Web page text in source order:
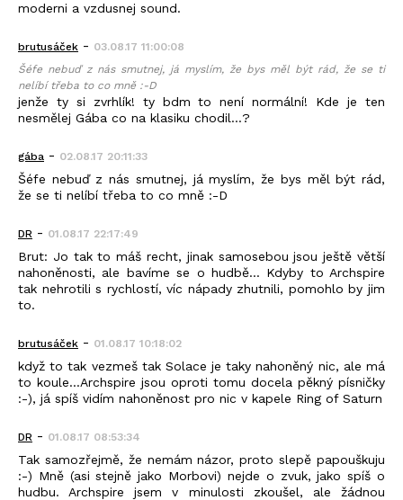
moderni a vzdusnej sound.
brutusáček - 03.08.17 11:00:08
Šéfe nebuď z nás smutnej, já myslím, že bys měl být rád, že se ti
nelíbí třeba to co mně :-D
jenže ty si zvrhlík! ty bdm to není normální! Kde je ten
nesmělej Gába co na klasiku chodil...?
gába - 02.08.17 20:11:33
Šéfe nebuď z nás smutnej, já myslím, že bys měl být rád,
že se ti nelíbí třeba to co mně :-D
DR - 01.08.17 22:17:49
Brut: Jo tak to máš recht, jinak samosebou jsou ještě větší
nahoněnosti, ale bavíme se o hudbě... Kdyby to Archspire
tak nehrotili s rychlostí, víc nápady zhutnili, pomohlo by jim
to.
brutusáček - 01.08.17 10:18:02
když to tak vezmeš tak Solace je taky nahoněný nic, ale má
to koule...Archspire jsou oproti tomu docela pěkný písničky
:-), já spíš vidím nahoněnost pro nic v kapele Ring of Saturn
DR - 01.08.17 08:53:34
Tak samozřejmě, že nemám názor, proto slepě papouškuju
:-) Mně (asi stejně jako Morbovi) nejde o zvuk, jako spíš o
hudbu. Archspire jsem v minulosti zkoušel, ale žádnou